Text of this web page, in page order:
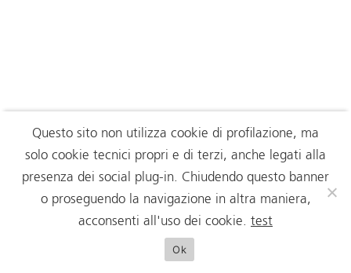
Questo sito non utilizza cookie di profilazione, ma
solo cookie tecnici propri e di terzi, anche legati alla
presenza dei social plug-in. Chiudendo questo banner
o proseguendo la navigazione in altra maniera,
acconsenti all'uso dei cookie. test
Ok